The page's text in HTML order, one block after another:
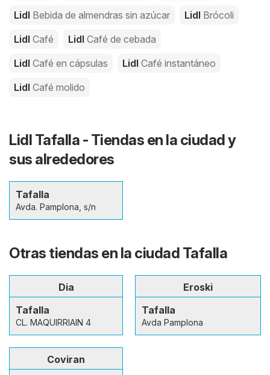
Lidl Bebida de almendras sin azúcar Lidl Brócoli
Lidl Café Lidl Café de cebada
Lidl Café en cápsulas Lidl Café instantáneo
Lidl Café molido
Lidl Tafalla - Tiendas en la ciudad y
sus alrededores
Tafalla
Avda. Pamplona, s/n
Otras tiendas en la ciudad Tafalla
Dia
Tafalla
CL. MAQUIRRIAIN 4
Eroski
Tafalla
Avda Pamplona
Coviran